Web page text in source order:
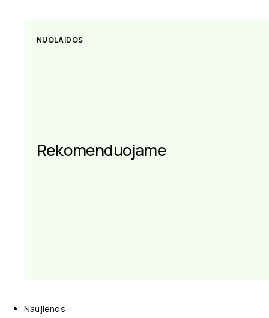
NUOLAIDOS
Rekomenduojame
AKSESUARAI
Aksesuarai kiekvienai
progai
Naujienos